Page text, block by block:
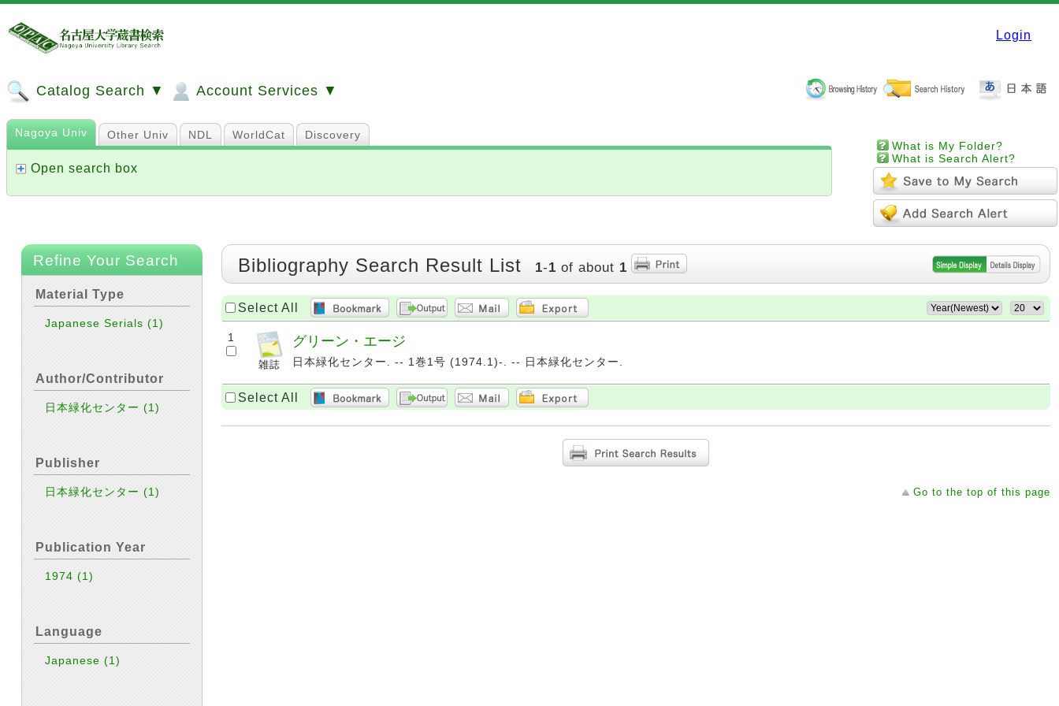
Login
Catalog Search ▼ Account Services ▼
What is My Folder?
What is Search Alert?
Nagoya Univ Other Univ NDL WorldCat Discovery
Open search box
Refine Your Search
Material Type
Japanese Serials(1)
Author/Contributor
日本緑化センター(1)
Publisher
日本緑化センター(1)
Publication Year
1974(1)
Language
Japanese(1)
Bibliography Search Result List 1-1 of about 1
Select All
1 グリーン・エージ
日本緑化センター. -- 1巻1号 (1974.1)-. -- 日本緑化センター.
Select All
Go to the top of this page